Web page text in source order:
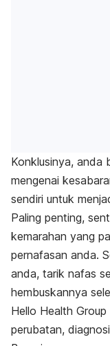
Konklusinya, anda
mengenai
sendiri untuk
Paling penting,
kemarahan yang
pernafasan anda.
anda, tarik nafas
hembuskannya
Hello Health Group
perubatan,